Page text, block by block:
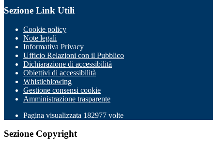
Sezione Link Utili
Cookie policy
Note legali
Informativa Privacy
Ufficio Relazioni con il Pubblico
Dichiarazione di accessibilità
Obiettivi di accessibilità
Whistleblowing
Gestione consensi cookie
Amministrazione trasparente
Pagina visualizzata 182977 volte
Sezione Copyright